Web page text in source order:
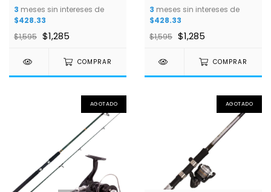
3 meses sin intereses de
$428.33
$1,595 $1,285
COMPRAR
3 meses sin intereses de
$428.33
$1,595 $1,285
COMPRAR
AGOTADO AGOTADO